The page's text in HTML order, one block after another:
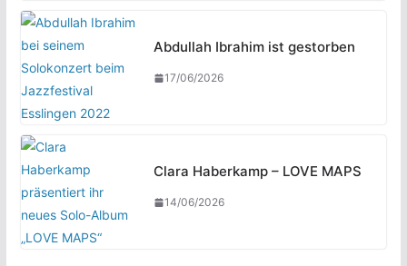
Abdullah Ibrahim ist gestorben
17/06/2026
Clara Haberkamp – LOVE MAPS
14/06/2026